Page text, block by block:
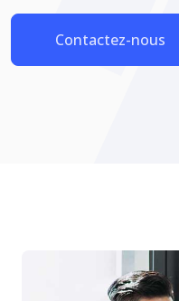
Contactez-nous